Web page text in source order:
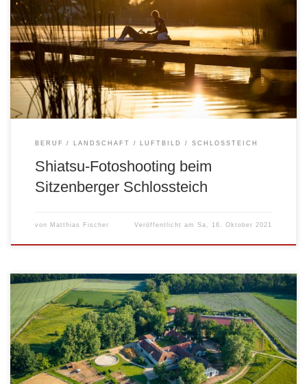
BERUF LANDSCHAFT LUFTBILD SCHLOSSTEICH
Shiatsu-Fotoshooting beim
Sitzenberger Schlossteich
von Matthias Fischer Veröffentlicht amSa, 16. Oktober 2021